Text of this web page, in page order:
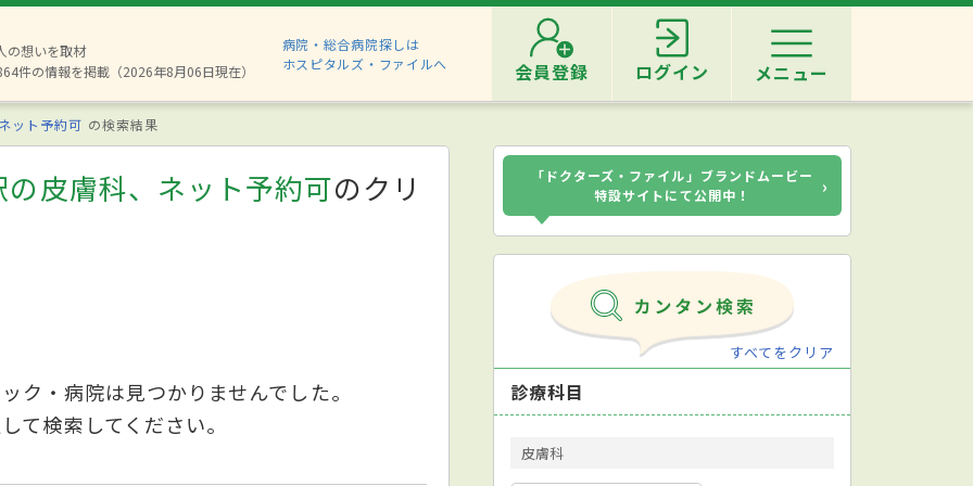
の想いを取材
件の情報を掲載（2026年8月06日現在）
病院・総合病院探しは
ホスピタルズ・ファイルへ
会員登録 ログイン メニュー
ット予約可 の検索結果
皮膚科、ネット予約可のクリ
ク・病院は見つかりませんでした。
て検索してください。
「ドクターズ・ファイル」ブランドムービー
特設サイトにて公開中！
›
すべてをクリア
診療科目
皮膚科